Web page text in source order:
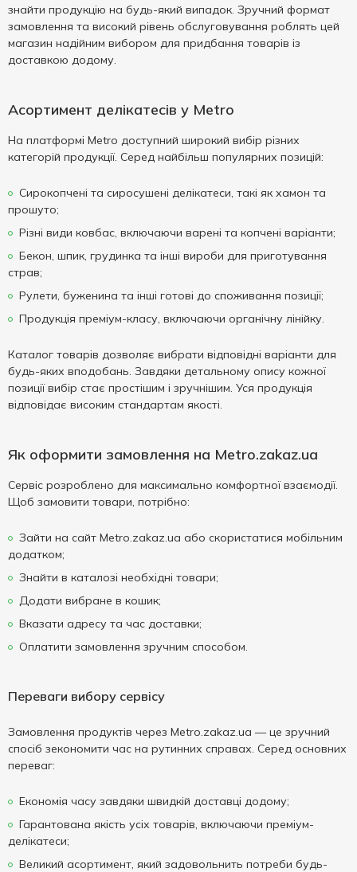
знайти продукцію на будь-який випадок. Зручний формат
замовлення та високий рівень обслуговування роблять цей
магазин надійним вибором для придбання товарів із
доставкою додому.
Асортимент делікатесів у Metro
На платформі Metro доступний широкий вибір різних
категорій продукції. Серед найбільш популярних позицій:
Сирокопчені та сиросушені делікатеси, такі як хамон та
прошуто;
Різні види ковбас, включаючи варені та копчені варіанти;
Бекон, шпик, грудинка та інші вироби для приготування
страв;
Рулети, буженина та інші готові до споживання позиції;
Продукція преміум-класу, включаючи органічну лінійку.
Каталог товарів дозволяє вибрати відповідні варіанти для
будь-яких вподобань. Завдяки детальному опису кожної
позиції вибір стає простішим і зручнішим. Уся продукція
відповідає високим стандартам якості.
Як оформити замовлення на Metro.zakaz.ua
Сервіс розроблено для максимально комфортної взаємодії.
Щоб замовити товари, потрібно:
Зайти на сайт Metro.zakaz.ua або скористатися мобільним
додатком;
Знайти в каталозі необхідні товари;
Додати вибране в кошик;
Вказати адресу та час доставки;
Оплатити замовлення зручним способом.
Переваги вибору сервісу
Замовлення продуктів через Metro.zakaz.ua — це зручний
спосіб зекономити час на рутинних справах. Серед основних
переваг:
Економія часу завдяки швидкій доставці додому;
Гарантована якість усіх товарів, включаючи преміум-
делікатеси;
Великий асортимент, який задовольнить потреби будь-